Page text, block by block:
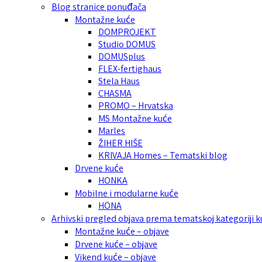
Blog stranice ponuđača
Montažne kuće
DOMPROJEKT
Studio DOMUS
DOMUSplus
FLEX-fertighaus
Stela Haus
CHASMA
PROMO – Hrvatska
MS Montažne kuće
Marles
ŽIHER HIŠE
KRIVAJA Homes – Tematski blog
Drvene kuće
HONKA
Mobilne i modularne kuće
HÖNA
Arhivski pregled objava prema tematskoj kategoriji
Montažne kuće – objave
Drvene kuće – objave
Vikend kuće – objave